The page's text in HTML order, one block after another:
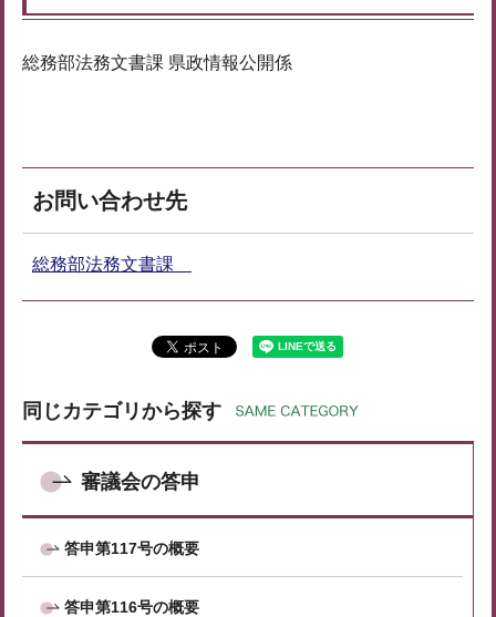
総務部法務文書課 県政情報公開係
お問い合わせ先
総務部法務文書課
同じカテゴリから探す
審議会の答申
答申第117号の概要
答申第116号の概要